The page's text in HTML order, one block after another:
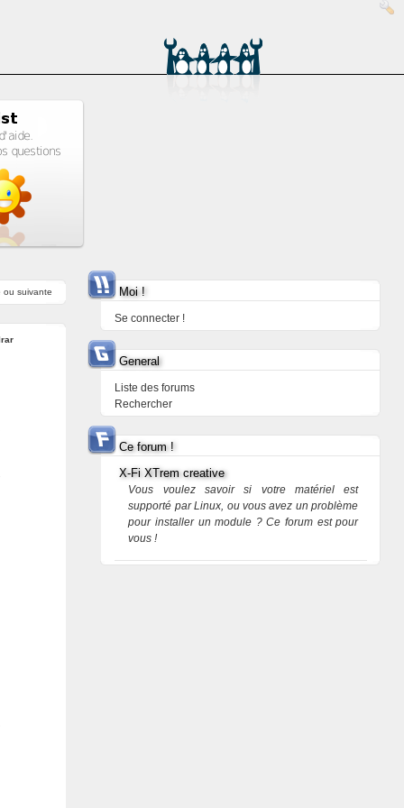
ou suivante Moi !
Se connecter !
General
Liste des forums
Rechercher
Ce forum !
X-Fi XTrem creative
Vous voulez savoir si votre matériel est
supporté par Linux, ou vous avez un problème
pour installer un module ? Ce forum est pour
vous !